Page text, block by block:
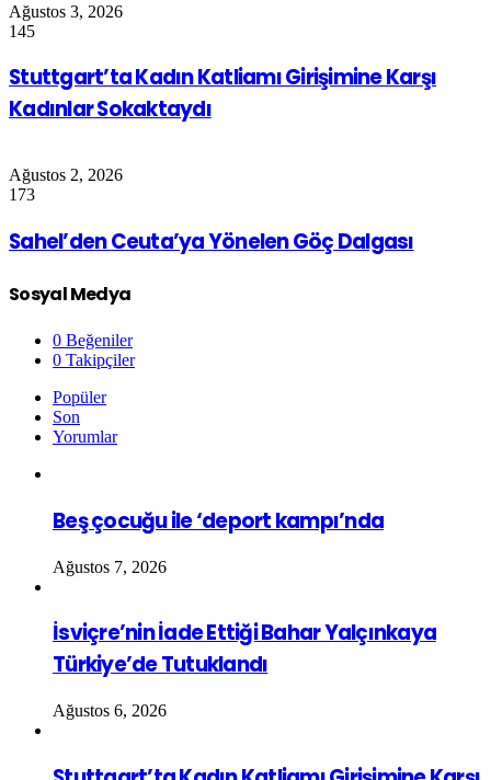
Ağustos 3, 2026
145
Stuttgart’ta Kadın Katliamı Girişimine Karşı
Kadınlar Sokaktaydı
Ağustos 2, 2026
173
Sahel’den Ceuta’ya Yönelen Göç Dalgası
Sosyal Medya
0 Beğeniler
0 Takipçiler
Popüler
Son
Yorumlar
Beş çocuğu ile ‘deport kampı’nda
Ağustos 7, 2026
İsviçre’nin İade Ettiği Bahar Yalçınkaya
Türkiye’de Tutuklandı
Ağustos 6, 2026